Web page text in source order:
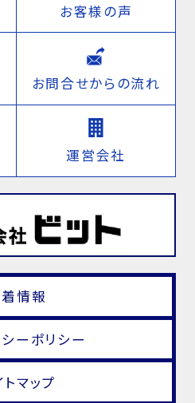
お客様の声
お問合せからの流れ
運営会社
情報
ーポリシー
トマップ